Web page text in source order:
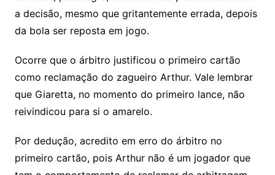
a decisão, mesmo que gritantemente errada, depois
da bola ser reposta em jogo.
Ocorre que o árbitro justificou o primeiro cartão
como reclamação do zagueiro Arthur. Vale lembrar
que Giaretta, no momento do primeiro lance, não
reivindicou para si o amarelo.
Por dedução, acredito em erro do árbitro no
primeiro cartão, pois Arthur não é um jogador que